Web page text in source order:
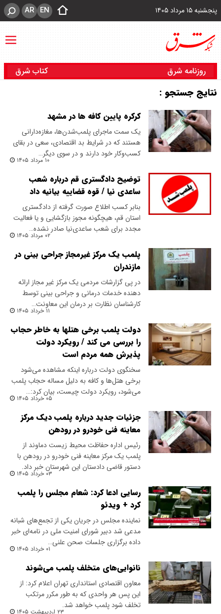
پنجشنبه ۱۵ مرداد ۱۴۰۵ EN
AR
روزنامه شرق کتاب شرق
نتایج جستجو :
کرکره پایین کافه ‎ها در مشهد
یک سمت ماجرای پلمب‌شدن‌ها، مغازه‌دارانی
هستند که در شرایط بد اقتصادی، سعی در بقای
کسب‌وکار خود دارند و در سوی دیگر…
۱۰ مرداد ۱۴۰۵
توضیح دادگستری قم درباره شعب
ساعدی نیا / قوه قضاییه بیانیه داد
بنابر کسب اطلاع صورت گرفته از دادگستری
استان قم، هیچگونه مجوز بازگشایی و یا فعالیت
مجدد برای شعب ساعدی‌نیا صادر نشده…
۰۲ مرداد ۱۴۰۵
پلمب یک مرکز غیرمجاز جراحی بینی در
مازندران
در پی گزارشات مردمی یک مرکز غیر مجاز ارائه
دهنده خدمات درمانی و جراحی بینی توسط
کارشناسان نظارت بر درمان این معاونت…
۱۱ خرداد ۱۴۰۵
دولت پلمب برخی هتلها به خاطر حجاب
را بررسی می کند / رویکرد دولت
پذیرش همه مردم است
سخنگوی دولت درباره اینکه مشاهده می‌شود
برخی هتل‌ها و کافه به دلیل مساله حجاب پلمب
می‌شود، رویکرد دولت چیست، بیان کرد:…
۰۵ خرداد ۱۴۰۵
جزئیات جدید درباره پلمب دیک مرکز
معاینه فنی خودرو در رودهن
رئیس اداره حفاظت محیط زیست دماوند از
پلمب یک مرکز معاینه فنی خودرو در رودهن با
دستور قاضی دادستان این شهرستان خبر داد.
۰۳ خرداد ۱۴۰۵
رسایی ادعا کرد: شعام مجلس را پلمب
کرد + ویدئو
نماینده مجلس در جریان یکی از تجمع‌های شبانه
مدعی شد دبیر شورای امنیت ملی در نامه‌ای خبر
داده برگزاری جلسات صحن علنی…
۰۱ خرداد ۱۴۰۵
نانوایی‌های متخلف پلمب می‌شوند
معاون اقتصادی استانداری تهران اعلام کرد: از
این پس هر واحدی که به طور مکرر مرتکب
تخلف شود پلمب خواهد شد.
۲۳ اردیبهشت ۱۴۰۵